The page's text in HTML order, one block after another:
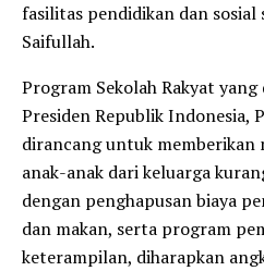
fasilitas pendidikan dan sosial
Saifullah.
Program Sekolah Rakyat
Presiden Republik Indonesia,
dirancang untuk memberikan
anak-anak dari keluarga
dengan penghapusan biaya
dan makan, serta program
keterampilan, diharapkan